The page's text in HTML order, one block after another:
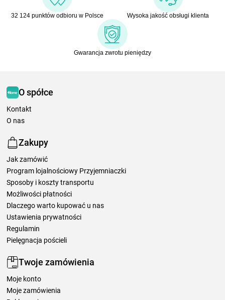
32 124 punktów odbioru w Polsce Wysoka jakość obsługi klienta
Gwarancja zwrotu pieniędzy
O spółce
Kontakt
O nas
Zakupy
Jak zamówić
Program lojalnościowy Przyjemniaczki
Sposoby i koszty transportu
Możliwości płatności
Dlaczego warto kupować u nas
Ustawienia prywatności
Regulamin
Pielęgnacja pościeli
Twoje zamówienia
Moje konto
Moje zamówienia